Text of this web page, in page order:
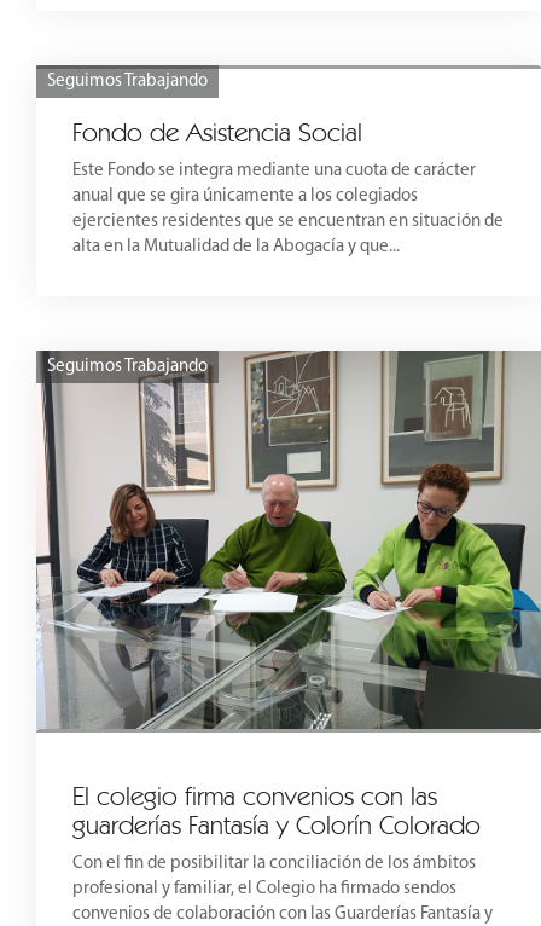
Seguimos Trabajando
Fondo de Asistencia Social
Este Fondo se integra mediante una cuota de carácter
anual que se gira únicamente a los colegiados
ejercientes residentes que se encuentran en situación de
alta en la Mutualidad de la Abogacía y que...
Seguimos Trabajando
El colegio firma convenios con las
guarderías Fantasía y Colorín Colorado
Con el fin de posibilitar la conciliación de los ámbitos
profesional y familiar, el Colegio ha firmado sendos
convenios de colaboración con las Guarderías Fantasía y